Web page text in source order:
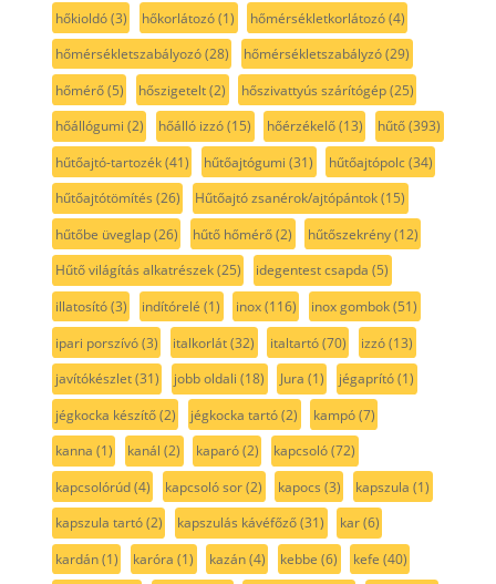
hőkioldó(3) hőkorlátozó(1) hőmérsékletkorlátozó(4)
hőmérsékletszabályozó(28) hőmérsékletszabályzó(29)
hőmérő(5) hőszigetelt(2) hőszivattyús szárítógép(25)
hőállógumi (2) hőálló izzó(15) hőérzékelő(13) hűtő(393)
hűtőajtó-tartozék(41) hűtőajtógumi (31) hűtőajtópolc(34)
hűtőajtótömítés (26) Hűtőajtó zsanérok/ajtópántok(15)
hűtőbe üveglap(26) hűtő hőmérő(2) hűtőszekrény(12)
Hűtő világítás alkatrészek(25) idegentest csapda (5)
illatosító(3) indítórelé (1) inox(116) inox gombok(51)
ipari porszívó(3) italkorlát(32) italtartó(70) izzó(13)
javítókészlet(31) jobb oldali (18) Jura (1) jégaprító(1)
jégkocka készítő(2) jégkocka tartó(2) kampó(7)
kanna (1) kanál (2) kaparó(2) kapcsoló(72)
kapcsolórúd(4) kapcsoló sor(2) kapocs (3) kapszula (1)
kapszula tartó(2) kapszulás kávéfőző(31) kar(6)
kardán(1) karóra (1) kazán(4) kebbe (6) kefe (40)